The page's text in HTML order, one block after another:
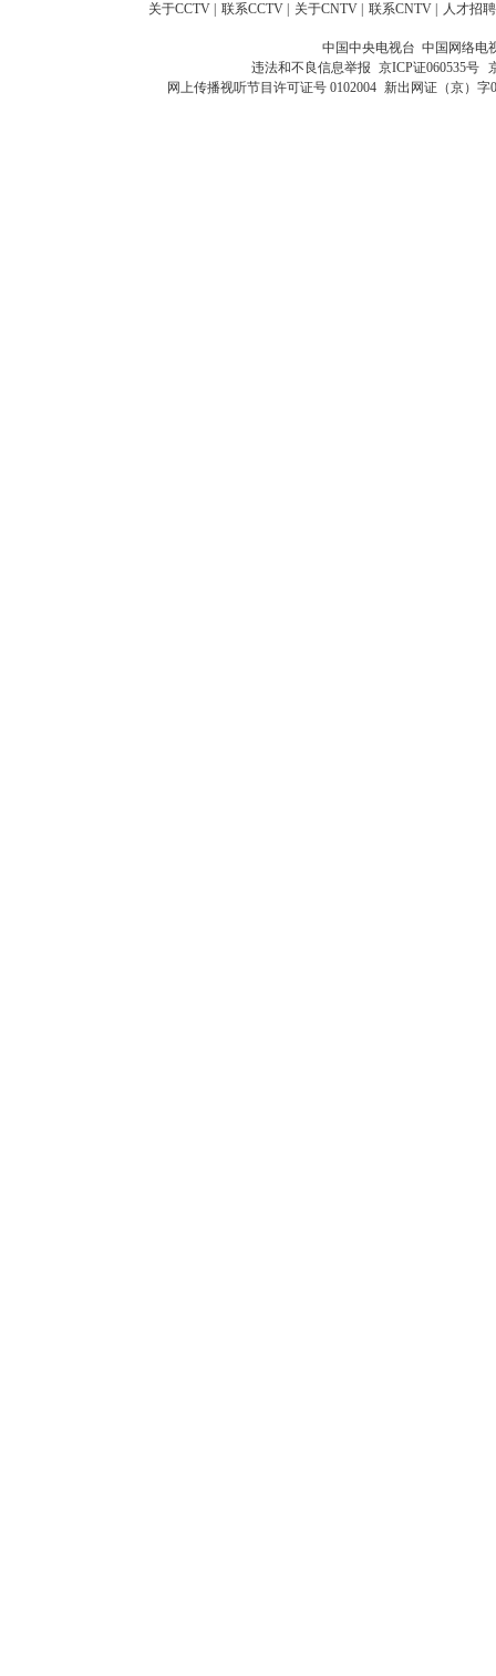
关于CCTV 联系CCTV 关于CNTV 联系CNTV 人才招聘
中国中央电视台 中国网络电
违法和不良信息举报 京ICP证060535号
网上传播视听节目许可证号 0102004 新出网证（京）